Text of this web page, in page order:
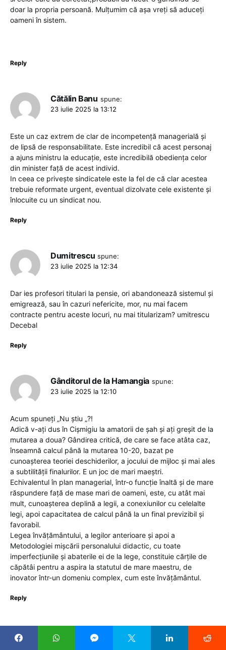
doar la propria persoană. Mulțumim că așa vreți să aduceți
oameni în sistem.
Reply
Cătălin Banu spune:
23 iulie 2025 la 13:12
Este un caz extrem de clar de incompetență managerială și
de lipsă de responsabilitate. Este incredibil că acest personaj
a ajuns ministru la educație, este incredibilă obediența celor
din minister față de acest individ.
In ceea ce privește sindicatele este la fel de că clar acestea
trebuie reformate urgent, eventual dizolvate cele existente și
înlocuite cu un sindicat nou.
Reply
Dumitrescu spune:
23 iulie 2025 la 12:34
Dar ies profesori titulari la pensie, ori abandonează sistemul și
emigrează, sau în cazuri nefericite, mor, nu mai facem
contracte pentru aceste locuri, nu mai titularizam? umitrescu
Decebal
Reply
Gânditorul de la Hamangia spune:
23 iulie 2025 la 12:10
Acum spuneți „Nu știu „?!
Adică v-ați dus în Cișmigiu la amatorii de șah și ați greșit de la
mutarea a doua? Gândirea critică, de care se face atâta caz,
înseamnă calcul până la mutarea 10-20, bazat pe
cunoașterea teoriei deschiderilor, a jocului de mijloc și mai ales
a subtilității finalurilor. E un joc de mari maeștri.
Echivalentul în plan managerial, într-o funcție înaltă și de mare
răspundere față de mase mari de oameni, este, cu atât mai
mult, cunoașterea deplină a legii, a conexiunilor cu celelalte
legi, apoi capacitatea de calcul până la un final previzibil și
favorabil.
Legea învățământului, a legilor anterioare și apoi a
Metodologiei mișcării personalului didactic, cu toate
imperfecțiunile și abaterile ei de la lege, constituie cărțile de
căpătâi pentru a aspira la statutul de mare maestru, de
inovator într-un domeniu complex, cum este învățământul.
Reply
Privitor
spune:
23 iulie 2025 la 11:51